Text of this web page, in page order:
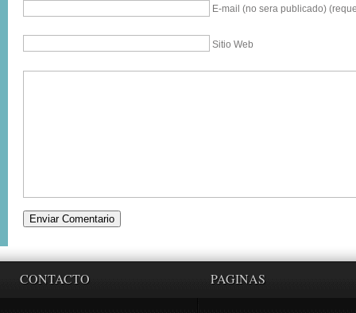
E-mail (no sera publicado)
Sitio Web
CONTACTO PAGINAS